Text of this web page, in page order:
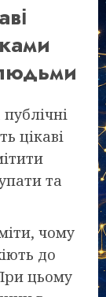
цікаві
та
чому
до
цьому